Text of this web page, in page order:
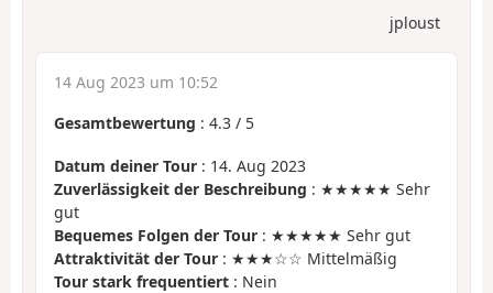
jploust
14 Aug 2023 um 10:52
Gesamtbewertung : 4.3 / 5
Datum deiner Tour : 14. Aug 2023
Zuverlässigkeit der Beschreibung : ★★★★★ Sehr
gut
Bequemes Folgen der Tour : ★★★★★ Sehr gut
Attraktivität der Tour : ★★★☆☆ Mittelmäßig
Tour stark frequentiert : Nein